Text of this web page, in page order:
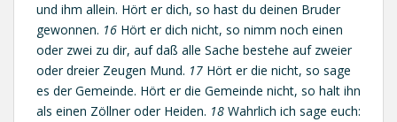
und ihm allein. Hört er dich, so hast du deinen Bruder
gewonnen. 16 Hört er dich nicht, so nimm noch einen
oder zwei zu dir, auf daß alle Sache bestehe auf zweier
oder dreier Zeugen Mund. 17 Hört er die nicht, so sage
es der Gemeinde. Hört er die Gemeinde nicht, so halt ihn
als einen Zöllner oder Heiden. 18 Wahrlich ich sage euch: